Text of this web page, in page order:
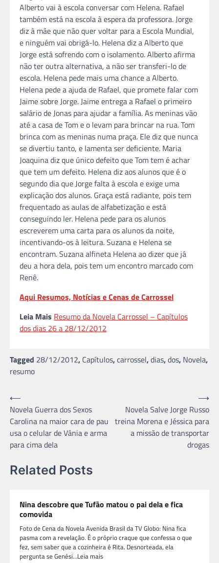
Alberto vai à escola conversar com Helena. Rafael
também está na escola à espera da professora. Jorge
diz à mãe que não quer voltar para a Escola Mundial,
e ninguém vai obrigá-lo. Helena diz a Alberto que
Jorge está sofrendo com o isolamento. Alberto afirma
não ter outra alternativa, a não ser transferi-lo de
escola. Helena pede mais uma chance a Alberto.
Helena pede a ajuda de Rafael, que promete falar com
Jaime sobre Jorge. Jaime entrega a Rafael o primeiro
salário de Jonas para ajudar a família. As meninas vão
até a casa de Tom e o levam para brincar na rua. Tom
brinca com as meninas numa praça. Ele diz que nunca
se divertiu tanto, e lamenta ser deficiente. Maria
Joaquina diz que único defeito que Tom tem é achar
que tem um defeito. Helena diz aos alunos que é o
segundo dia que Jorge falta à escola e exige uma
explicação dos alunos. Graça está radiante, pois tem
frequentado as aulas de alfabetização e está
conseguindo ler. Helena pede para os alunos
escreverem uma carta para os alunos da noite,
incentivando-os à leitura. Suzana e Helena se
encontram. Suzana alfineta Helena ao dizer que já
deu a hora dela, pois tem um encontro marcado com
Renê.
Aqui Resumos, Notícias e Cenas de Carrossel
Leia Mais Resumo da Novela Carrossel – Capítulos
dos dias 26 a 28/12/2012
Tagged 28/12/2012, Capítulos,carrossel,dias,dos, Novela,
resumo
Navegação
de
Post
⟵
Novela Guerra dos Sexos
Carolina na maior cara de pau
usa o celular de Vânia e arma
para cima dela
Novela Salve Jorge Russo
treina Morena e Jéssica para
a missão de transportar
drogas
⟶
Related Posts
Nina descobre que Tufão matou o pai dela e fica
comovida
Foto de Cena da Novela Avenida Brasil da TV Globo: Nina fica
pasma com a revelação. É o próprio craque que confessa o que
fez, sem saber que a cozinheira é Rita. Desnorteada, ela
pergunta se Genési…Leia mais